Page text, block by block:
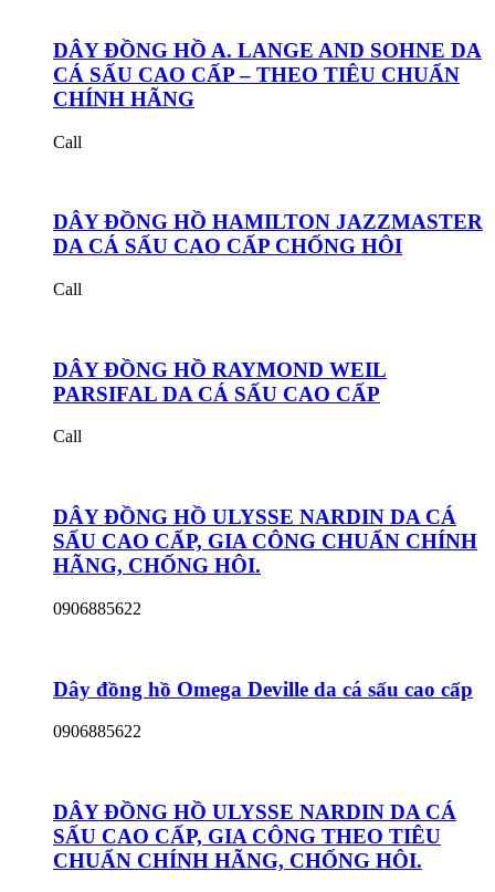
DÂY ĐỒNG HỒ A. LANGE AND SOHNE DA
CÁ SẤU CAO CẤP – THEO TIÊU CHUẨN
CHÍNH HÃNG
Call
DÂY ĐỒNG HỒ HAMILTON JAZZMASTER
DA CÁ SẤU CAO CẤP CHỐNG HÔI
Call
DÂY ĐỒNG HỒ RAYMOND WEIL
PARSIFAL DA CÁ SẤU CAO CẤP
Call
DÂY ĐỒNG HỒ ULYSSE NARDIN DA CÁ
SẤU CAO CẤP, GIA CÔNG CHUẨN CHÍNH
HÃNG, CHỐNG HÔI.
0906885622
Dây đồng hồ Omega Deville da cá sấu cao cấp
0906885622
DÂY ĐỒNG HỒ ULYSSE NARDIN DA CÁ
SẤU CAO CẤP, GIA CÔNG THEO TIÊU
CHUẨN CHÍNH HÃNG, CHỐNG HÔI.